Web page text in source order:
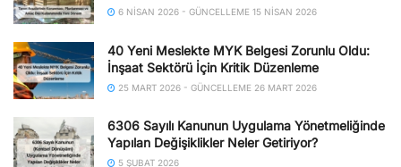
6 NISAN 2026 - GÜNCELLEME 15 NISAN 2026
40 Yeni Meslekte MYK Belgesi Zorunlu Oldu:
İnşaat Sektörü İçin Kritik Düzenleme
25 MART 2026 - GÜNCELLEME 26 MART 2026
6306 Sayılı Kanunun Uygulama Yönetmeliğinde
Yapılan Değişiklikler Neler Getiriyor?
5 ŞUBAT 2026